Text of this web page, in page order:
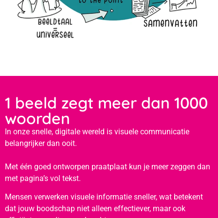
1 beeld zegt meer dan 1000
woorden
In onze snelle, digitale wereld is visuele communicatie
belangrijker dan ooit.
Met één goed ontworpen praatplaat kun je meer zeggen dan
met pagina’s vol tekst.
Mensen verwerken visuele informatie sneller, wat betekent
dat jouw boodschap niet alleen effectiever, maar ook